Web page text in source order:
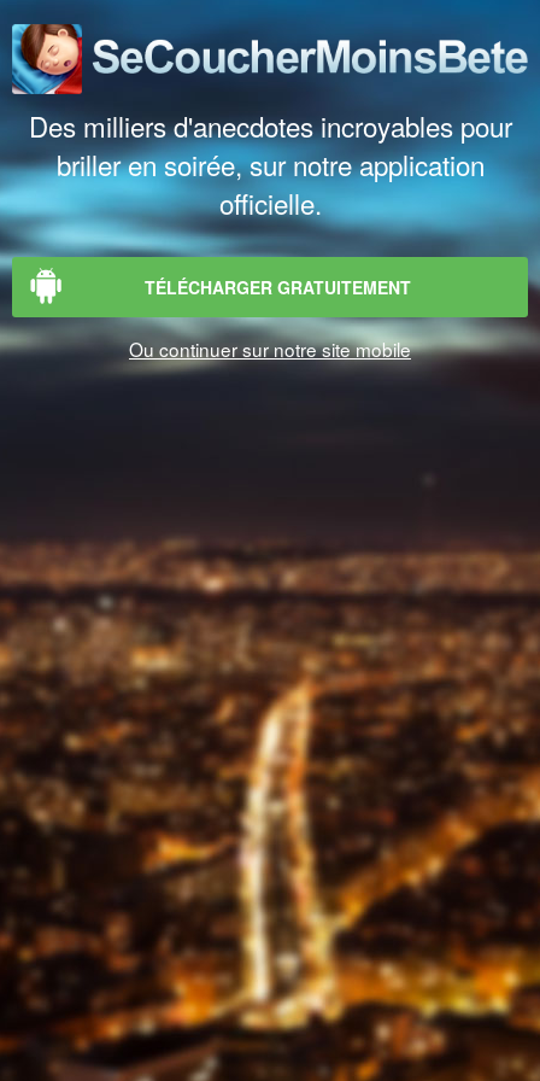
Des milliers d'anecdotes incroyables pour
briller en soirée, sur notre application
officielle.
TÉLÉCHARGER GRATUITEMENT
Ou continuer sur notre site mobile